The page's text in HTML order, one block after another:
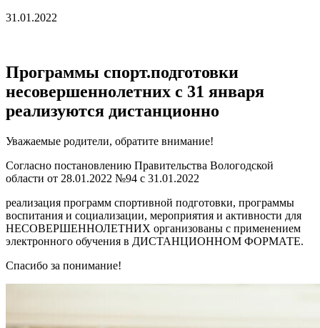
31.01.2022
Программы спорт.подготовки
несовершеннолетних с 31 января
реализуются дистанционно
Уважаемые родители, обратите внимание!
Согласно постановлению Правительства Вологодской
области от 28.01.2022 №94 с 31.01.2022
реализация программ спортивной подготовки, программы
воспитания и социализации, мероприятия и активности для
НЕСОВЕРШЕННОЛЕТНИХ организованы с применением
электронного обучения в ДИСТАНЦИОННОМ ФОРМАТЕ.
Спасибо за понимание!